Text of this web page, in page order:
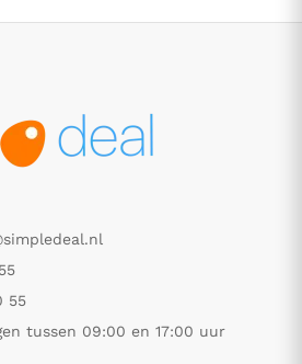
55
tussen 09:00 en 17:00 uur